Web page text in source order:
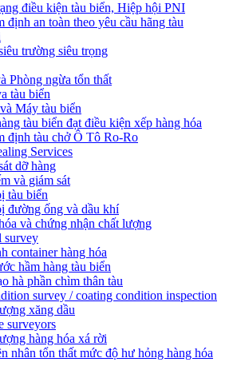
điều kiện tàu biển, Hiệp hội PNI
định an toàn theo yêu cầu hãng tàu
trường siêu trọng
Phòng ngừa tổn thất
tàu biển
Máy tàu biển
tàu biển đạt điều kiện xếp hàng hóa
định tàu chở Ô Tô Ro-Ro
Services
dỡ hàng
và giám sát
tàu biển
đường ống và dầu khí
và chứng nhận chất lượng
survey
container hàng hóa
hầm hàng tàu biển
hà phần chìm thân tàu
survey / coating condition inspection
xăng dầu
surveyors
hàng hóa xá rời
nhân tổn thất mức độ hư hỏng hàng hóa